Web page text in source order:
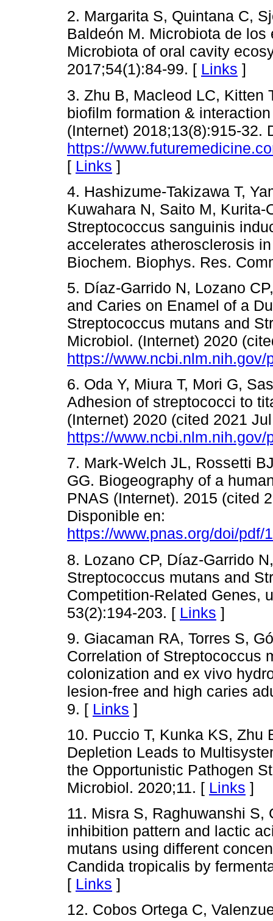
2. Margarita S, Quintana C,
Baldeón M. Microbiota de
Microbiota of oral cavity
2017;54(1):84-99. [ Links ]
3. Zhu B, Macleod LC, Kitten
biofilm formation &
(Internet) 2018;13(8):915-32.
https://
[ Links ]
4. Hashizume-Takizawa T,
Kuwahara N, Saito M,
Streptococcus sanguinis
accelerates atherosclerosis
Biochem. Biophys. Res.
5. Díaz-Garrido N, Lozano
and Caries on Enamel of a
Streptococcus mutans and
Microbiol. (Internet) 2020
https://
6. Oda Y, Miura T, Mori G,
Adhesion of streptococci to
(Internet) 2020 (cited 2021
https://
7. Mark-Welch JL, Rossetti
GG. Biogeography of a
PNAS (Internet). 2015 (cited
Disponible en:
https://www.pnas.org/doi/pdf/
8. Lozano CP, Díaz-Garrido
Streptococcus mutans and
Competition-Related Genes,
53(2):194-203. [ Links ]
9. Giacaman RA, Torres S,
Correlation of Streptococcus
colonization and ex vivo
lesion-free and high caries
9. [ Links ]
10. Puccio T, Kunka KS, Zhu
Depletion Leads to
the Opportunistic Pathogen
Microbiol. 2020;11. [ Links ]
11. Misra S, Raghuwanshi S,
inhibition pattern and lactic
mutans using different
Candida tropicalis by
[ Links ]
12. Cobos Ortega C,